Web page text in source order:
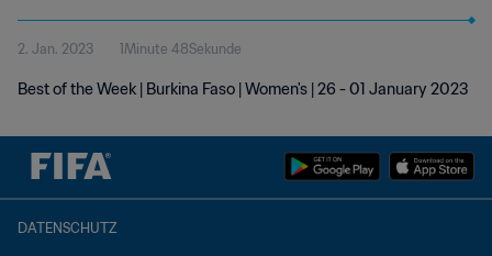
2. Jan. 2023 1Minute 48Sekunde
Best of the Week | Burkina Faso | Women's | 26 - 01 January 2023
DATENSCHUTZ